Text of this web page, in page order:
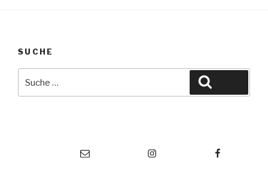
SUCHE
nach:
Vorstand TKO